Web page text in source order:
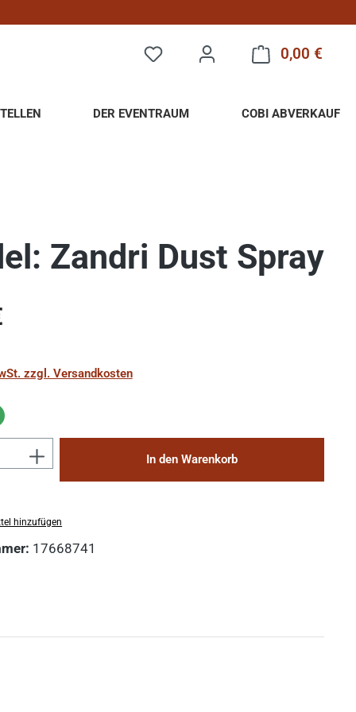
0,00 €
DER EVENTRAUM COBI ABVERKAUF
Zandri Dust Spray
zzgl. Versandkosten
Anzahl: Gib den gewünschten Wert
In den Warenkorb
hinzufügen
17668741